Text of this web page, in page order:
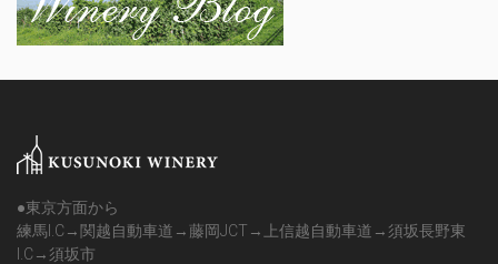
●東京方面から
練馬I.C→関越自動車道→藤岡JCT→上信越自動車道→須坂長野東
I.C→須坂市